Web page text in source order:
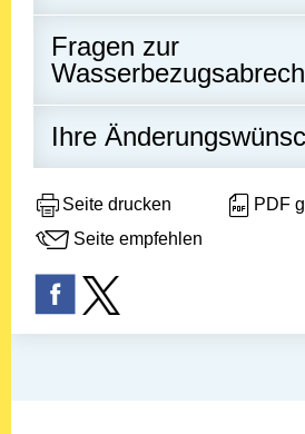
Fragen zur
Ihre
Seite drucken
PDF
Seite empfehlen